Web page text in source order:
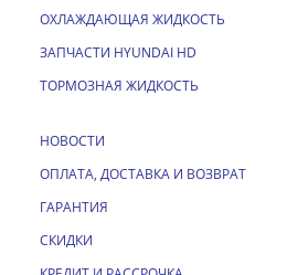
ОХЛАЖДАЮЩАЯ ЖИДКОСТЬ
ЗАПЧАСТИ HYUNDAI HD
ТОРМОЗНАЯ ЖИДКОСТЬ
НОВОСТИ
ОПЛАТА, ДОСТАВКА И ВОЗВРАТ
ГАРАНТИЯ
СКИДКИ